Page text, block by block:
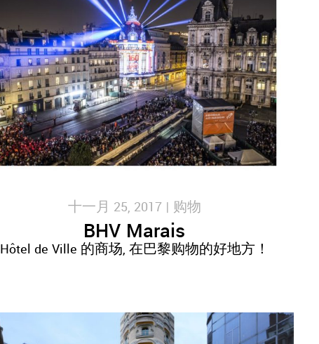
十一月 25, 2017 | 购物
BHV Marais
Hôtel de Ville 的商场, 在巴黎购物的好地方！